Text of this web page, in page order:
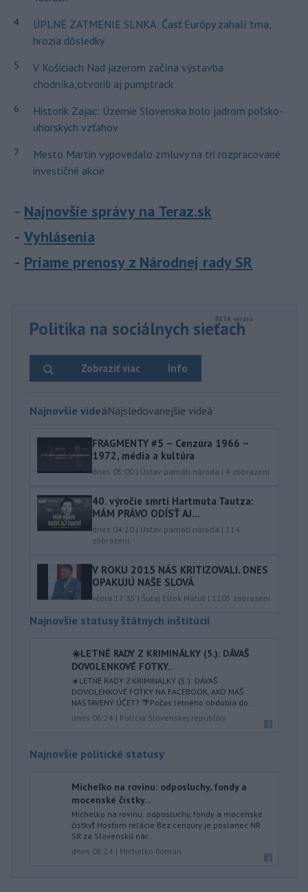
4
ÚPLNÉ ZATMENIE SLNKA: Časť Európy zahalí tma,
hrozia dôsledky
5
V Košiciach Nad jazerom začína výstavba
chodníka,otvorili aj pumptrack
6
Historik Zajac: Územie Slovenska bolo jadrom poľsko-
uhorských vzťahov
7
Mesto Martin vypovedalo zmluvy na tri rozpracované
investičné akcie
Najnovšie správy na Teraz.sk
Vyhlásenia
Priame prenosy z Národnej rady SR
Politika na sociálnych sieťach
Info
Zobraziť viac
Najnovšie videáNajsledovanejšie videá
FRAGMENTY #5 – Cenzúra 1966 –
1972, média a kultúra
dnes 05:00 | Ústav pamäti národa | 4 zobrazení
40.⁠ ⁠výročie smrti Hartmuta Tautza:
MÁM PRÁVO ODÍSŤ AJ...
dnes 04:20 | Ústav pamäti národa | 114
zobrazení
V ROKU 2015 NÁS KRITIZOVALI. DNES
OPAKUJÚ NAŠE SLOVÁ
včera 17:35 | Šutaj Eštok Matúš | 1105 zobrazení
Najnovšie statusy štátnych inštitúcií
☀️LETNÉ RADY Z KRIMINÁLKY (5.): DÁVAŠ
DOVOLENKOVÉ FOTKY...
☀️LETNÉ RADY Z KRIMINÁLKY (5.): DÁVAŠ
DOVOLENKOVÉ FOTKY NA FACEBOOK, AKO MÁŠ
NASTAVENÝ ÚČET? 🌴Počas letného obdobia do...
dnes 06:24 | Polícia Slovenskej republiky
Najnovšie politické statusy
Michelko na rovinu: odposluchy, fondy a
mocenské čistky...
Michelko na rovinu: odposluchy, fondy a mocenské
čistky❗️ Hosťom relácie Bez cenzúry je poslanec NR
SR za Slovenskú nár...
dnes 06:24 | Michelko Roman